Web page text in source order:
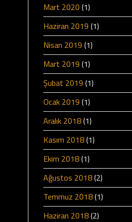
Mart 2020 (1)
Haziran 2019 (1)
Nisan 2019 (1)
Mart 2019 (1)
Şubat 2019 (1)
Ocak 2019 (1)
Aralık 2018(1)
Kasım 2018(1)
Ekim 2018(1)
Ağustos 2018(2)
Temmuz 2018(1)
Haziran 2018(2)